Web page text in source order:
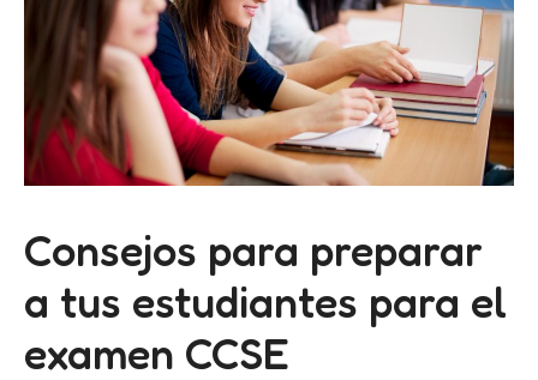
Consejos para preparar
a tus estudiantes para el
examen CCSE